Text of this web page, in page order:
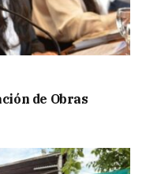
de Obras